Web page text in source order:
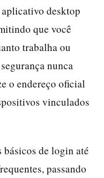
desktop
que você
trabalha ou
nunca
o endereço oficial
vinculados
básicos de login até
passando